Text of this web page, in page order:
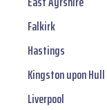
Falkirk
Hastings
Kingston upon Hull
Liverpool